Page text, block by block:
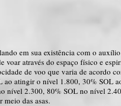
em sua existência com o
voar através do espaço físico e
de voo que varia de acordo
atingir o nível 1.800, 30% SOL
2.300, 80% SOL no nível
das asas.